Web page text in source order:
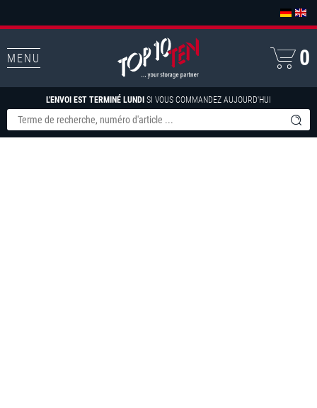
MENU
L'ENVOI EST TERMINÉ LUNDI SI VOUS COMMANDEZ AUJOURD'HUI
0